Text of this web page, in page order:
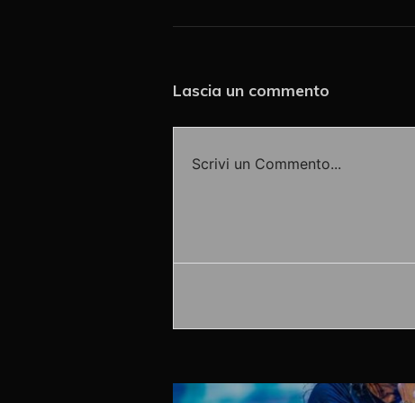
Lascia un commento
Scrivi un Commento...
Accedi o fornisci il tuo nome o